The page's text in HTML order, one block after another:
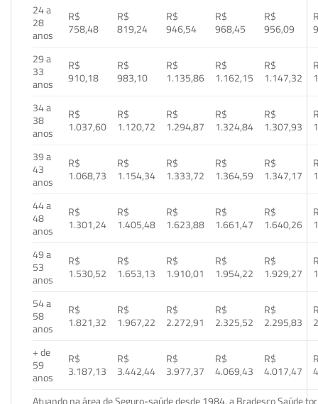
24 a
28
anos
R$
758,48
R$
819,24
R$
946,54
R$
968,45
R$
956,09
29 a
33
anos
R$
910,18
R$
983,10
R$
1.135,86
R$
1.162,15
R$
1.147,32
34 a
38
anos
R$
1.037,60
R$
1.120,72
R$
1.294,87
R$
1.324,84
R$
1.307,93
39 a
43
anos
R$
1.068,73
R$
1.154,34
R$
1.333,72
R$
1.364,59
R$
1.347,17
44 a
48
anos
R$
1.301,24
R$
1.405,48
R$
1.623,88
R$
1.661,47
R$
1.640,26
49 a
53
anos
R$
1.530,52
R$
1.653,13
R$
1.910,01
R$
1.954,22
R$
1.929,27
54 a
58
anos
R$
1.821,32
R$
1.967,22
R$
2.272,91
R$
2.325,52
R$
2.295,83
+ de
59
anos
R$
3.187,13
R$
3.442,44
R$
3.977,37
R$
4.069,43
R$
4.017,47